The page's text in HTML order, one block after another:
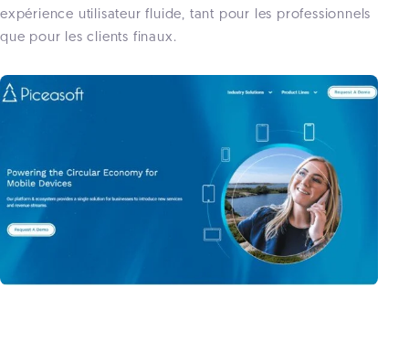
expérience utilisateur fluide, tant pour les professionnels
que pour les clients finaux.